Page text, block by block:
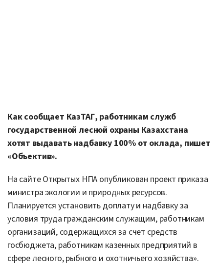
Как сообщает КазТАГ, работникам служб
государственной лесной охраны Казахстана
хотят выдавать надбавку 100% от оклада, пишет
«Объектив».
На сайте Открытых НПА опубликован проект приказа
министра экологии и природных ресурсов.
Планируется установить доплату и надбавку за
условия труда гражданским служащим, работникам
организаций, содержащихся за счет средств
госбюджета, работникам казенных предприятий в
сфере лесного, рыбного и охотничьего хозяйства».